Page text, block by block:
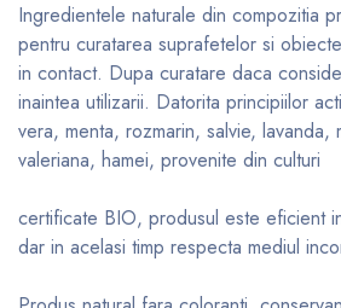
Ingredientele naturale din compozitia
pentru curatarea suprafetelor si
in contact. Dupa curatare daca
inaintea utilizarii. Datorita principiilor
vera, menta, rozmarin, salvie, lavanda,
valeriana, hamei, provenite din culturi
certificate BIO, produsul este eficient
dar in acelasi timp respecta mediul